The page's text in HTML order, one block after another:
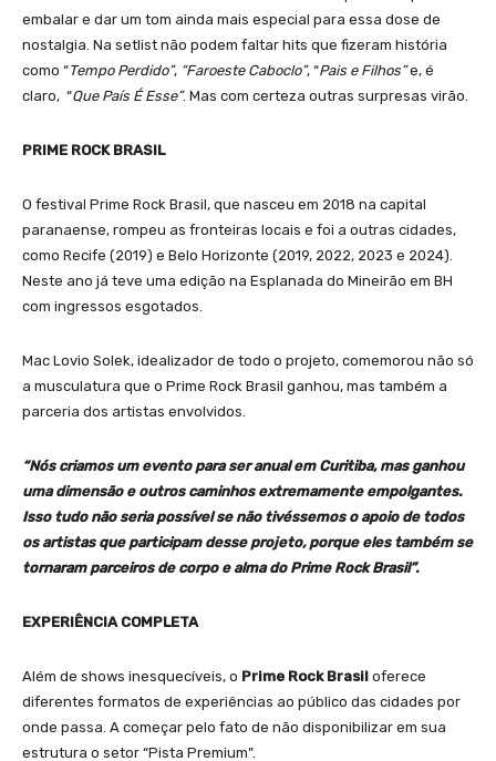
embalar e dar um tom ainda mais especial para essa dose de
nostalgia. Na setlist não podem faltar hits que fizeram história
como “Tempo Perdido”, “Faroeste Caboclo”, “Pais e Filhos”e, é
claro, “Que País É Esse”. Mas com certeza outras surpresas virão.
PRIME ROCK BRASIL
O festival Prime Rock Brasil, que nasceu em 2018 na capital
paranaense, rompeu as fronteiras locais e foi a outras cidades,
como Recife (2019) e Belo Horizonte (2019, 2022, 2023 e 2024).
Neste ano já teve uma edição na Esplanada do Mineirão em BH
com ingressos esgotados.
Mac Lovio Solek, idealizador de todo o projeto, comemorou não só
a musculatura que o Prime Rock Brasil ganhou, mas também a
parceria dos artistas envolvidos.
“Nós criamos um evento para ser anual em Curitiba, mas ganhou
uma dimensão e outros caminhos extremamente empolgantes.
Isso tudo não seria possível se não tivéssemos o apoio de todos
os artistas que participam desse projeto, porque eles também se
tornaram parceiros de corpo e alma do Prime Rock Brasil”.
EXPERIÊNCIA COMPLETA
Além de shows inesquecíveis, o Prime Rock Brasil oferece
diferentes formatos de experiências ao público das cidades por
onde passa. A começar pelo fato de não disponibilizar em sua
estrutura o setor “Pista Premium”.